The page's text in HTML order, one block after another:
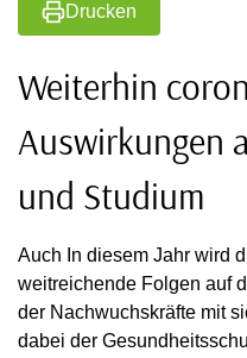
Drucken
Weiterhin
Auswirkungen
und Studium
Auch In diesem Jahr wird
weitreichende Folgen auf
der Nachwuchskräfte mit
dabei der